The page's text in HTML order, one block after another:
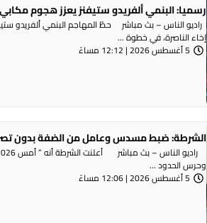
رسميا: البنمي ألفريدو ستيفنز يعزز هجوم مكابي
راديو الناس – بث مباشر حطّ المهاجم البنمي ألفريدو
إخاء الناصرة، في خطوة ...
5 أغسطس 2026 | 12:12 مساءً
الشرطة: ضبط مسدس وعامل من الضفة بدون
وحرس الحدود ...
5 أغسطس 2026 | 12:06 مساءً